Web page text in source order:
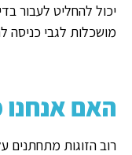
יכול להחליט לעבור
מושכלות לגבי כניסה
האם אנחנו
רוב הזוגות